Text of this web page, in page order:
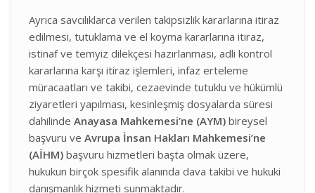
Ayrıca savcılıklarca verilen takipsizlik kararlarına itiraz
edilmesi, tutuklama ve el koyma kararlarına itiraz,
istinaf ve temyiz dilekçesi hazırlanması, adli kontrol
kararlarına karşı itiraz işlemleri, infaz erteleme
müracaatları ve takibi, cezaevinde tutuklu ve hükümlü
ziyaretleri yapılması, kesinleşmiş dosyalarda süresi
dahilinde Anayasa Mahkemesi’ne (AYM) bireysel
başvuru ve Avrupa İnsan Hakları Mahkemesi’ne
(AİHM) başvuru hizmetleri başta olmak üzere,
hukukun birçok spesifik alanında dava takibi ve hukuki
danışmanlık hizmeti sunmaktadır.